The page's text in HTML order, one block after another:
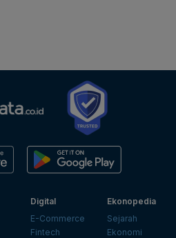
Digital
E-Commerce
Fintech
Ekonopedia
Sejarah
Ekonomi